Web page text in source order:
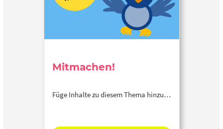
Mitmachen!
Füge Inhalte zu diesem Thema hinzu…